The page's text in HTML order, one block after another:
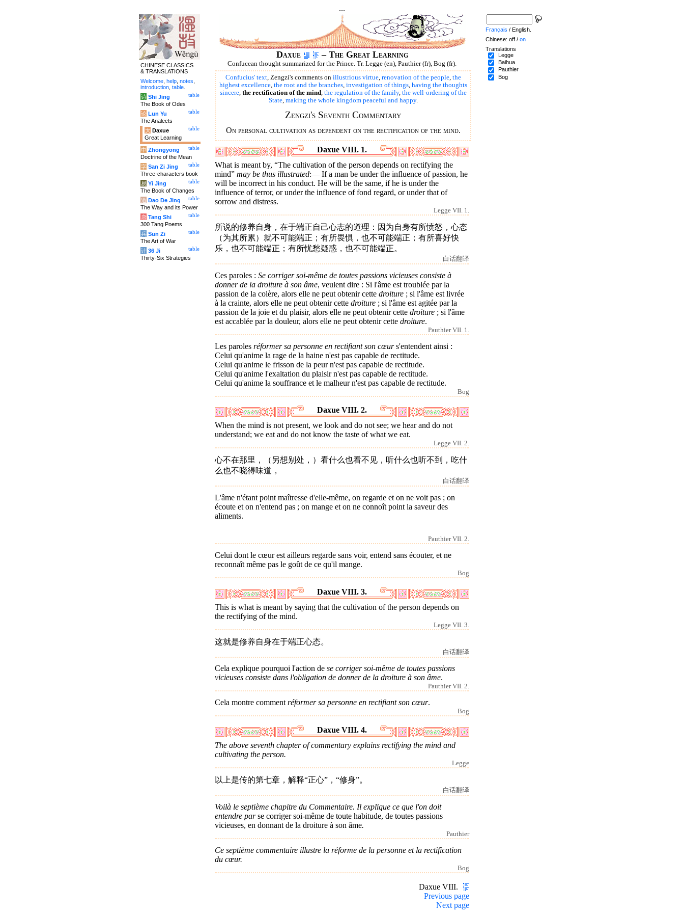
...
Daxue – The Great Learning
Confucean thought summarized for the Prince. Tr. Legge (en), Pauthier (fr), Bog (fr).
Confucius' text, Zengzi's comments on illustrious virtue, renovation of the people, the
highest excellence, the root and the branches, investigation of things, having the thoughts
sincere, the rectification of the mind, the regulation of the family, the well-ordering of the
State, making the whole kingdom peaceful and happy.
Zengzi's Seventh Commentary
On personal cultivation as dependent on the rectification of the mind.
Daxue VIII. 1.
What is meant by, “The cultivation of the person depends on rectifying the
mind” may be thus illustrated:— If a man be under the influence of passion, he
will be incorrect in his conduct. He will be the same, if he is under the
influence of terror, or under the influence of fond regard, or under that of
sorrow and distress.
Legge VII. 1.
所说的修养自身，在于端正自己心志的道理：因为自身有所愤怒，心态
（为其所累）就不可能端正；有所畏惧，也不可能端正；有所喜好快
乐，也不可能端正；有所忧愁疑惑，也不可能端正。
白话翻译
Ces paroles : Se corriger soi-même de toutes passions vicieuses consiste à
donner de la droiture à son âme, veulent dire : Si l'âme est troublée par la
passion de la colère, alors elle ne peut obtenir cette droiture ; si l'âme est livrée
à la crainte, alors elle ne peut obtenir cette droiture ; si l'âme est agitée par la
passion de la joie et du plaisir, alors elle ne peut obtenir cette droiture ; si l'âme
est accablée par la douleur, alors elle ne peut obtenir cette droiture.
Pauthier VII. 1.
Les paroles réformer sa personne en rectifiant son cœurs'entendent ainsi :
Celui qu'anime la rage de la haine n'est pas capable de rectitude.
Celui qu'anime le frisson de la peur n'est pas capable de rectitude.
Celui qu'anime l'exaltation du plaisir n'est pas capable de rectitude.
Celui qu'anime la souffrance et le malheur n'est pas capable de rectitude.
Bog
Daxue VIII. 2.
When the mind is not present, we look and do not see; we hear and do not
understand; we eat and do not know the taste of what we eat.
Legge VII. 2.
心不在那里，（另想别处，）看什么也看不见，听什么也听不到，吃什
么也不晓得味道，
白话翻译
L'âme n'étant point maîtresse d'elle-même, on regarde et on ne voit pas ; on
écoute et on n'entend pas ; on mange et on ne connoît point la saveur des
aliments.
Pauthier VII. 2.
Celui dont le cœur est ailleurs regarde sans voir, entend sans écouter, et ne
reconnaît même pas le goût de ce qu'il mange.
Bog
Daxue VIII. 3.
This is what is meant by saying that the cultivation of the person depends on
the rectifying of the mind.
Legge VII. 3.
这就是修养自身在于端正心态。
白话翻译
Cela explique pourquoi l'action de se corriger soi-même de toutes passions
vicieuses consiste dans l'obligation de donner de la droiture à son âme.
Pauthier VII. 2.
Cela montre comment réformer sa personne en rectifiant son cœur.
Bog
Daxue VIII. 4.
The above seventh chapter of commentary explains rectifying the mind and
cultivating the person.
Legge
以上是传的第七章，解释“正心”，“修身”。
白话翻译
Voilà le septième chapitre du Commentaire. Il explique ce que l'on doit
entendre parse corriger soi-même de toute habitude, de toutes passions
vicieuses, en donnant de la droiture à son âme.
Pauthier
Ce septième commentaire illustre la réforme de la personne et la rectification
du cœur.
Bog
Daxue VIII.
Previous page
Next page
CHINESE CLASSICS
& TRANSLATIONS
Welcome help notes
introduction table
table
诗 Shi Jing
The Book of Odes
table
论 Lun Yu
The Analects
table
大 Daxue
Great Learning
table
中 Zhongyong
Doctrine of the Mean
table
字 San Zi Jing
Three-characters book
table
易 Yi Jing
The Book of Changes
table
道 Dao De Jing
The Way and its Power
table
唐 Tang Shi
300 Tang Poems
table
兵 Sun Zi
The Art of War
table
计 36 Ji
Thirty-Six Strategies
Français / English.
Chinese: off / on
Translations
Legge
Baihua
Pauthier
Bog